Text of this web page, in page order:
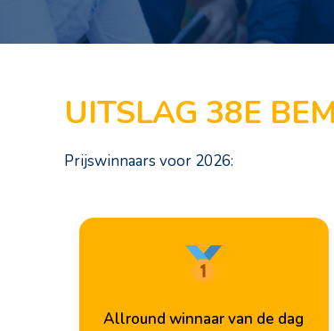
UITSLAG 38E
Prijswinnaars voor 2026:
Allround winnaar van de dag